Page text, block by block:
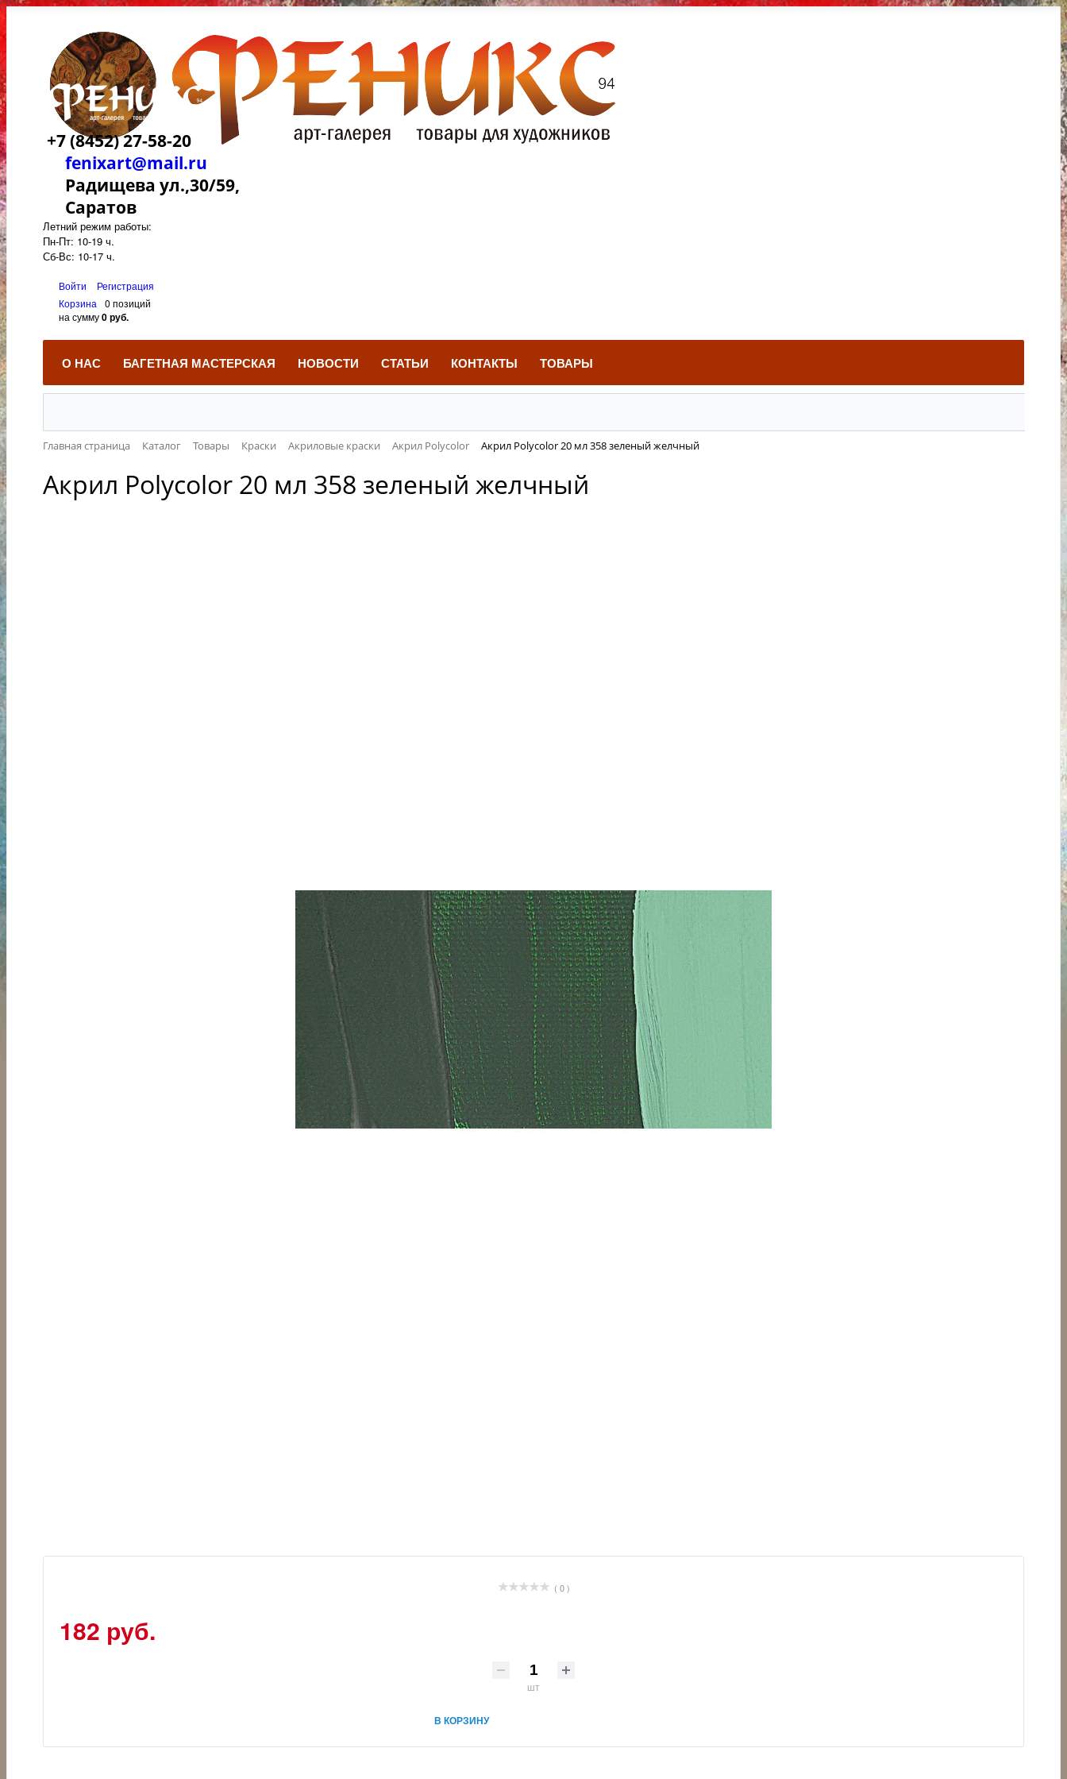
+7 (8452) 27-58-20
fenixart@mail.ru
Радищева ул.,30/59,
Саратов
Летний режим работы:
Пн-Пт: 10-19 ч.
Сб-Вс: 10-17 ч.
Войти
Регистрация
Корзина
0 позиций
на сумму0 руб.
О НАС БАГЕТНАЯ МАСТЕРСКАЯ НОВОСТИ СТАТЬИ КОНТАКТЫ ТОВАРЫ
Главная страница Каталог Товары Краски Акриловые краски Акрил Polycolor Акрил Polycolor 20 мл 358 зеленый желчный
Акрил Polycolor 20 мл 358 зеленый желчный
( 0 )
182 руб.
шт
В КОРЗИНУ